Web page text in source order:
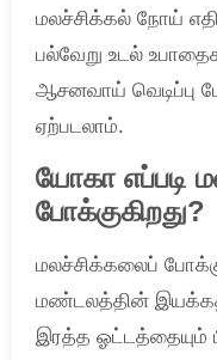
மலச்சிக்கல் நோய்
பல்வேறு உடல்
ஆசனவாய் வெடிப்பு
ஏற்படலாம்.
யோகா எப்படி
போக்குகிறது?
மலச்சிக்கலைப்
மண்டலத்தின்
இரத்த ஓட்டத்தையும்